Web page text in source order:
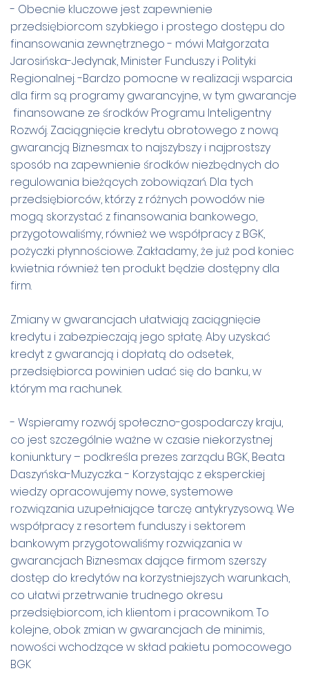
- Obecnie kluczowe jest zapewnienie
przedsiębiorcom szybkiego i prostego dostępu do
finansowania zewnętrznego - mówi Małgorzata
Jarosińska-Jedynak, Minister Funduszy i Polityki
Regionalnej. -Bardzo pomocne w realizacji wsparcia
dla firm są programy gwarancyjne, w tym gwarancje
finansowane ze środków Programu Inteligentny
Rozwój. Zaciągnięcie kredytu obrotowego z nową
gwarancją Biznesmax to najszybszy i najprostszy
sposób na zapewnienie środków niezbędnych do
regulowania bieżących zobowiązań. Dla tych
przedsiębiorców, którzy z różnych powodów nie
mogą skorzystać z finansowania bankowego,
przygotowaliśmy, również we współpracy z BGK,
pożyczki płynnościowe. Zakładamy, że już pod koniec
kwietnia również ten produkt będzie dostępny dla
firm.
Zmiany w gwarancjach ułatwiają zaciągnięcie
kredytu i zabezpieczają jego spłatę. Aby uzyskać
kredyt z gwarancją i dopłatą do odsetek,
przedsiębiorca powinien udać się do banku, w
którym ma rachunek.
- Wspieramy rozwój społeczno-gospodarczy kraju,
co jest szczególnie ważne w czasie niekorzystnej
koniunktury – podkreśla prezes zarządu BGK, Beata
Daszyńska-Muzyczka. - Korzystając z eksperckiej
wiedzy opracowujemy nowe, systemowe
rozwiązania uzupełniające tarczę antykryzysową. We
współpracy z resortem funduszy i sektorem
bankowym przygotowaliśmy rozwiązania w
gwarancjach Biznesmax dające firmom szerszy
dostęp do kredytów na korzystniejszych warunkach,
co ułatwi przetrwanie trudnego okresu
przedsiębiorcom, ich klientom i pracownikom. To
kolejne, obok zmian w gwarancjach de minimis,
nowości wchodzące w skład pakietu pomocowego
BGK